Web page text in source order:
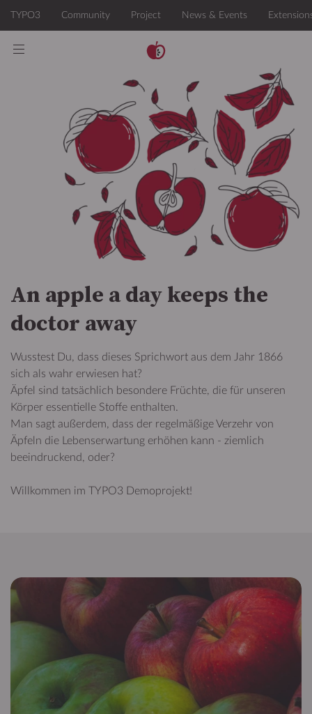
An apple a day keeps the
doctor away
Wusstest Du, dass dieses Sprichwort aus dem Jahr 1866
sich als wahr erwiesen hat?
Äpfel sind tatsächlich besondere Früchte, die für unseren
Körper essentielle Stoffe enthalten.
Man sagt außerdem, dass der regelmäßige Verzehr von
Äpfeln die Lebenserwartung erhöhen kann - ziemlich
beeindruckend, oder?
Willkommen im TYPO3 Demoprojekt!